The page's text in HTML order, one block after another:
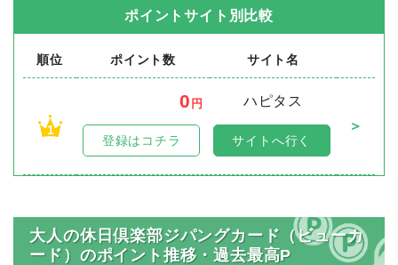
ポイントサイト別比較
順位 ポイント数 サイト名
1
0 円
ハピタス
＞
登録はコチラ サイトへ行く
大人の休日倶楽部ジパングカード（ビューカ
ード）のポイント推移・過去最高P